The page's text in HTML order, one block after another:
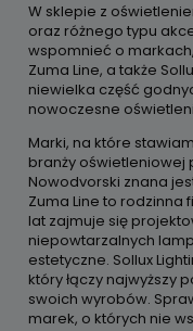
W sklepie z
oraz różnego typu
wspomnieć o
Zuma Line, a także
niewielka część
nowoczesne
Marki, na które
branży oświetleniowej
Nowodvorski znana
Zuma Line to rodzinna
lat zajmuje się
niepowtarzalnych
estetyczne. Sollux
który łączy najwyższy
swoich wyrobów.
marek, o których nie